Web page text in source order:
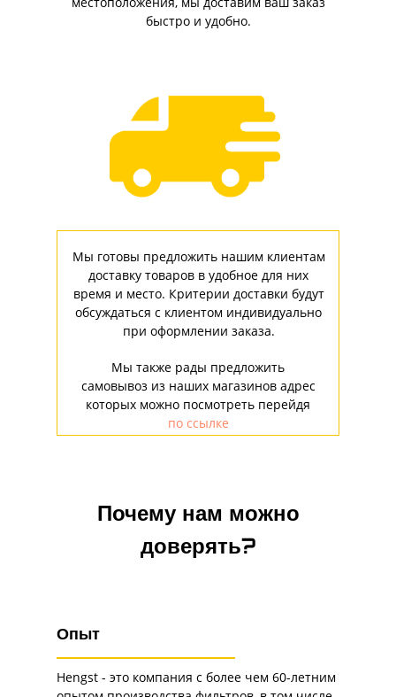
Мы готовы предложить нашим клиентам
доставку товаров в удобное для них
время и место. Критерии доставки будут
обсуждаться с клиентом индивидуально
при оформлении заказа.
Мы также рады предложить
самовывоз из наших магазинов адрес
которых можно посмотреть перейдя
по ссылке
быстро и удобно.
Почему нам можно
доверять?
Опыт
Hengst - это компания с более чем 60-летним